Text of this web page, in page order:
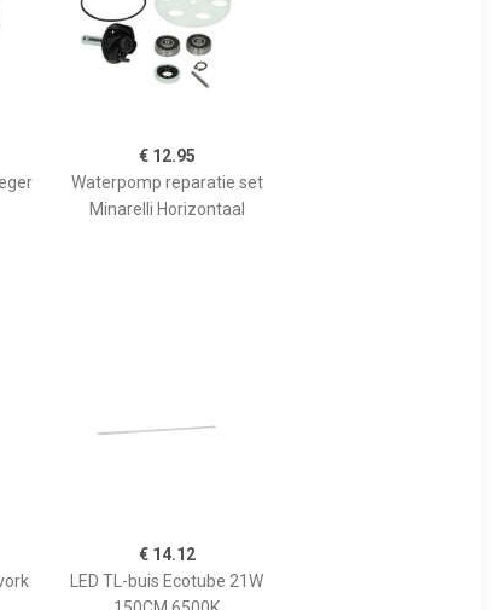
€ 12.95
Waterpomp reparatie set
Minarelli Horizontaal
€ 14.12
LED TL-buis Ecotube 21W